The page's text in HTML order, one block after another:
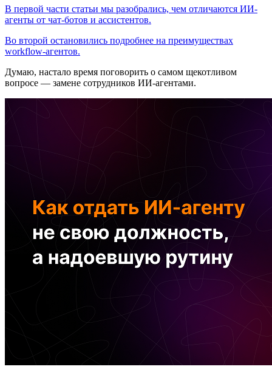
В первой части статьи мы разобрались, чем отличаются ИИ-
агенты от чат-ботов и ассистентов.
Во второй остановились подробнее на преимуществах
workflow-агентов.
Думаю, настало время поговорить о самом щекотливом
вопросе — замене сотрудников ИИ-агентами.